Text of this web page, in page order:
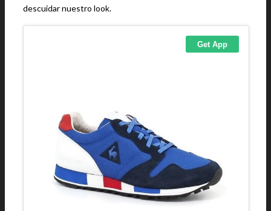
descuidar nuestro look.